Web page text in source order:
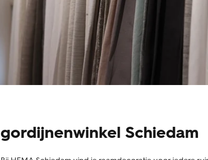
gordijnenwinkel Schiedam